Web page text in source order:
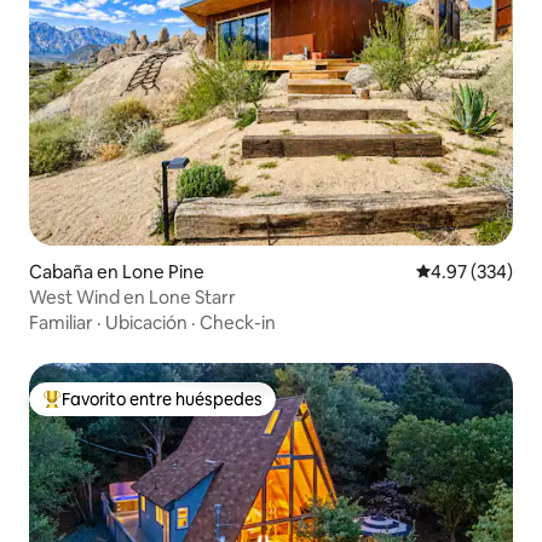
Cabaña en Lone Pine Calificación
4.97 (334)
West Wind en Lone Starr
Familiar · Ubicación · Check-in
Favorito entre huéspedes preferido
Favorito entre huéspedes